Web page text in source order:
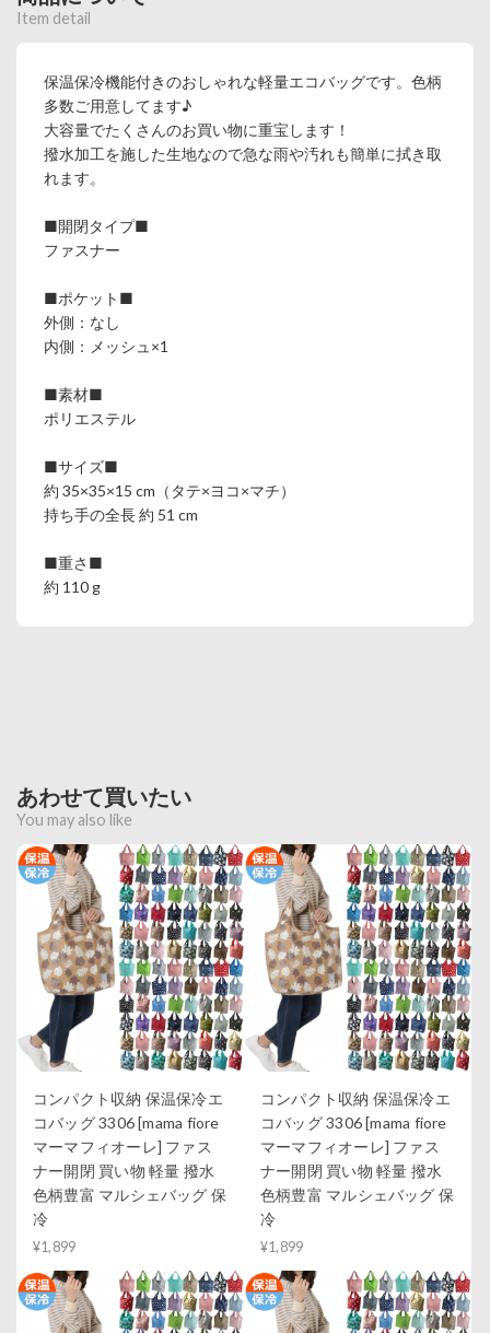
Item detail
保温保冷機能付きのおしゃれな軽量エコバッグです。色柄
多数ご用意してます♪
大容量でたくさんのお買い物に重宝します！
撥水加工を施した生地なので急な雨や汚れも簡単に拭き取
れます。
■開閉タイプ■
ファスナー
■ポケット■
外側：なし
内側：メッシュ×1
■素材■
ポリエステル
■サイズ■
約 35×35×15 cm（タテ×ヨコ×マチ）
持ち手の全長 約 51 cm
■重さ■
約 110 g
あわせて買いたい
You may also like
コンパクト収納 保温保冷エ
コバッグ 3306 [mama fiore
マーマフィオーレ] ファス
ナー開閉 買い物 軽量 撥水
色柄豊富 マルシェバッグ 保
冷
¥1,899
コンパクト収納 保温保冷エ
コバッグ 3306 [mama fiore
マーマフィオーレ] ファス
ナー開閉 買い物 軽量 撥水
色柄豊富 マルシェバッグ 保
冷
¥1,899